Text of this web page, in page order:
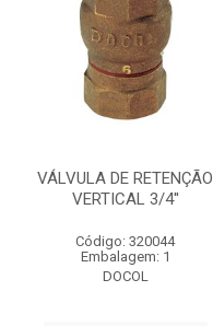
VÁLVULA DE RETENÇÃO
VERTICAL 3/4''
Código: 320044
Embalagem: 1
DOCOL